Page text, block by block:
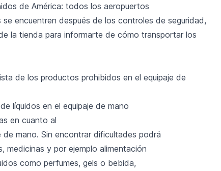
de América: todos los aeropuertos
encuentren después de los controles de seguridad,
la tienda para informarte de cómo transportar los
de los productos prohibidos en el equipaje de
líquidos en el equipaje de mano
en cuanto al
mano. Sin encontrar dificultades podrá
medicinas y por ejemplo alimentación
como perfumes, gels o bebida,